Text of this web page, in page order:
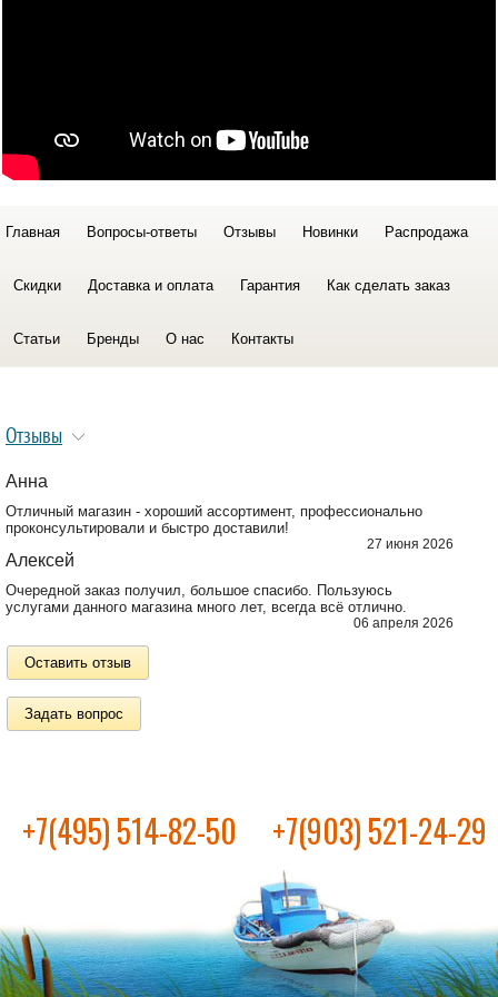
Главная Вопросы-ответы Отзывы Новинки Распродажа
Скидки Доставка и оплата Гарантия Как сделать заказ
Статьи Бренды О нас Контакты
Отзывы
Анна
Отличный магазин - хороший ассортимент, профессионально
проконсультировали и быстро доставили!
27 июня 2026
Алексей
Очередной заказ получил, большое спасибо. Пользуюсь
услугами данного магазина много лет, всегда всё отлично.
06 апреля 2026
Оставить отзыв
Задать вопрос
+7(495) 514-82-50 +7(903) 521-24-29